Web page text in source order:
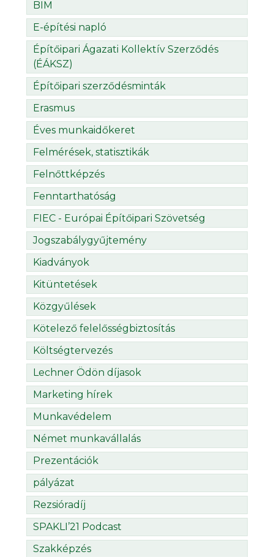
BIM
E-építési napló
Építőipari Ágazati Kollektív Szerződés
(ÉÁKSZ)
Építőipari szerződésminták
Erasmus
Éves munkaidőkeret
Felmérések, statisztikák
Felnőttképzés
Fenntarthatóság
FIEC - Európai Építőipari Szövetség
Jogszabálygyűjtemény
Kiadványok
Kitüntetések
Közgyűlések
Kötelező felelősségbiztosítás
Költségtervezés
Lechner Ödön díjasok
Marketing hírek
Munkavédelem
Német munkavállalás
Prezentációk
pályázat
Rezsióradíj
SPAKLI’21 Podcast
Szakképzés